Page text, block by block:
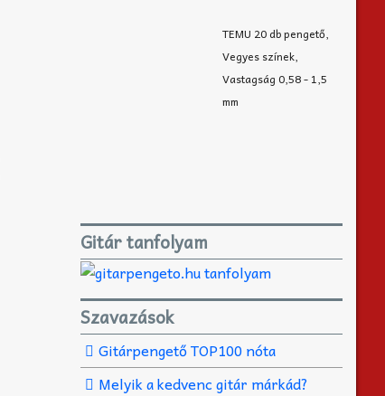
TEMU 20 db pengető,
Vegyes színek,
Vastagság 0,58 - 1,5
mm
Gitár tanfolyam
Szavazások
Gitárpengető TOP100 nóta
Melyik a kedvenc gitár márkád?